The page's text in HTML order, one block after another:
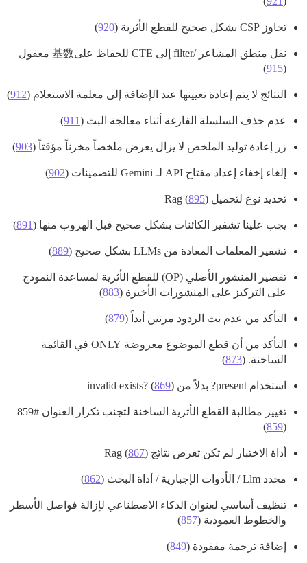
تجاوز CSP بشكل صحيح للقطع الأثرية ( 920
)
نقل منطق المشاعر /filter إلى CTE للحفاظ على基数 معقول
(
915
)
النتائج لا يتم إعادة تعيينها عند الإضافة إلى معلمة الاستعلام (912
)
عدم حذف السلسلة الفارغة أثناء معالجة البث (911
)
زر إعادة توليد الملخص لا يزال يعرض ملخصاً مخزناً مؤقتاً (903
)
إلغاء إخفاء إعداد مفتاح API لـ Gemini للتضمينات ( 902
)
تحديد نوع لتحميل Rag ( 895)
يجب علينا تشفير الكائنات بشكل صحيح قبل الهروب منها (891
)
تشفير المعلمات المعادة من LLMs بشكل صحيح ( 889
)
تقصير المنشور الأصلي (OP) للقطع الأثرية لمساعدة النموذج
على التركيز على المنشورات الأخيرة (883
)
التأكد من عدم بث الردود مرتين أبداً (879
)
التأكد من أن قطع الموضوع معروضة ONLY في القائمة
الساخنة. (873
)
استخدام present? بدلاً من invalid exists? ( 869)
تغيير مطالبة القطع الأثرية الساخنة لتجنب تكرار العنوان #859
(
859
)
أداة الاختبار لم تكن تعرض نتائج Rag ( 867)
محدد Llm / الأدوات الإجبارية / أداة البحث ( 862
)
تنظيف أساسي لعنوان الذكاء الاصطناعي لإزالة فواصل الأسطر
والخطوط العمودية (857
)
إضافة ترجمة مفقودة (849
)